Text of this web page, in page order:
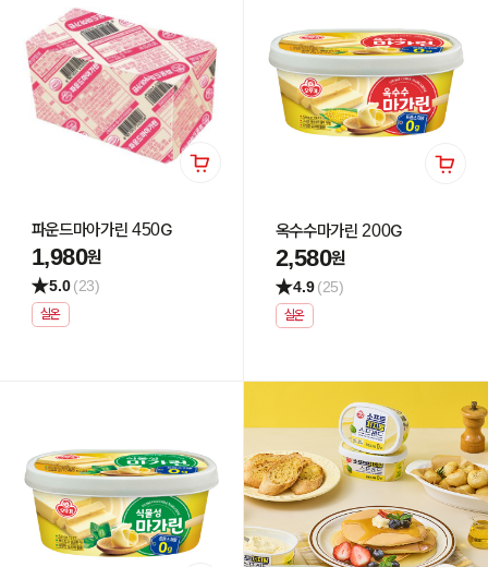
파운드마아가린 450G
1,980원
5.0 (23)
실온
옥수수마가린 200G
2,580원
4.9 (25)
실온